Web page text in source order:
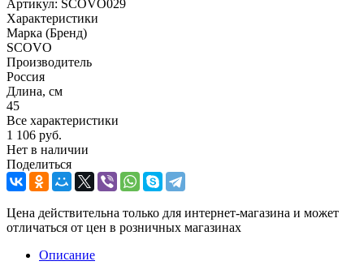
Артикул: SCOVO029
Характеристики
Марка (Бренд)
SCOVO
Производитель
Россия
Длина, см
45
Все характеристики
1 106 руб.
Нет в наличии
Поделиться
Цена действительна только для интернет-магазина и может
отличаться от цен в розничных магазинах
Описание